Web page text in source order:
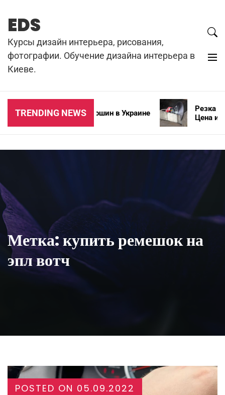
content
EDS
Курсы дизайн интерьера, рисования,
фотографии. Обучение дизайна интерьера в
Киеве.
TRENDING NEWS
Типы зимних автошин в Украине
Резка
Цена и
Метка:купить ремешок на
эпл вотч
POSTED ON 05.09.2022